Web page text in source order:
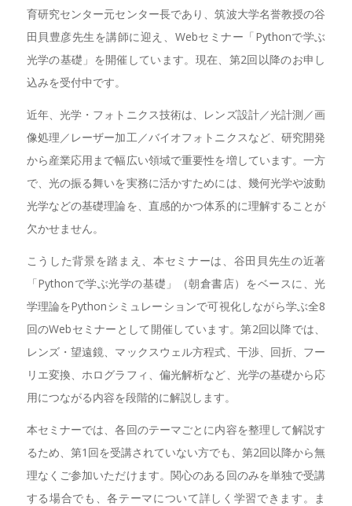
育研究センター元センター長であり、筑波大学名誉教授の谷
田貝豊彦先生を講師に迎え、Webセミナー「Pythonで学ぶ
光学の基礎」を開催しています。現在、第2回以降のお申し
込みを受付中です。
近年、光学・フォトニクス技術は、レンズ設計／光計測／画
像処理／レーザー加工／バイオフォトニクスなど、研究開発
から産業応用まで幅広い領域で重要性を増しています。一方
で、光の振る舞いを実務に活かすためには、幾何光学や波動
光学などの基礎理論を、直感的かつ体系的に理解することが
欠かせません。
こうした背景を踏まえ、本セミナーは、谷田貝先生の近著
「Pythonで学ぶ光学の基礎」（朝倉書店）をベースに、光
学理論をPythonシミュレーションで可視化しながら学ぶ全8
回のWebセミナーとして開催しています。第2回以降では、
レンズ・望遠鏡、マックスウェル方程式、干渉、回折、フー
リエ変換、ホログラフィ、偏光解析など、光学の基礎から応
用につながる内容を段階的に解説します。
本セミナーでは、各回のテーマごとに内容を整理して解説す
るため、第1回を受講されていない方でも、第2回以降から無
理なくご参加いただけます。関心のある回のみを単独で受講
する場合でも、各テーマについて詳しく学習できます。ま